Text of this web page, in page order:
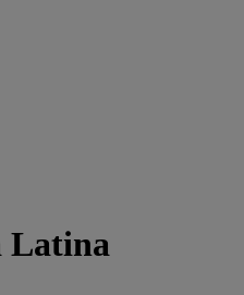
Latina